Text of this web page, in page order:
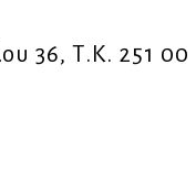
36, Τ.Κ. 251 00